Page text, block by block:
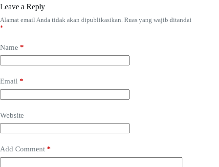
Leave a Reply
Alamat email Anda tidak akan dipublikasikan. Ruas yang wajib ditandai
*
Name *
Email *
Website
Add Comment *